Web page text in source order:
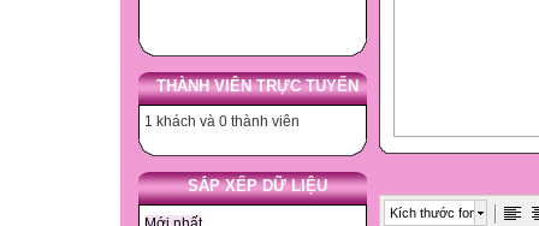
THÀNH VIÊN TRỰC TUYẾN
1 khách và 0 thành viên
SẮP XẾP DỮ LIỆU
Kích thước font